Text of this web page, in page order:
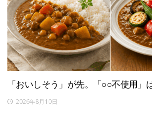
「おいしそう」が先。「○○不使用」
2026年8月10日